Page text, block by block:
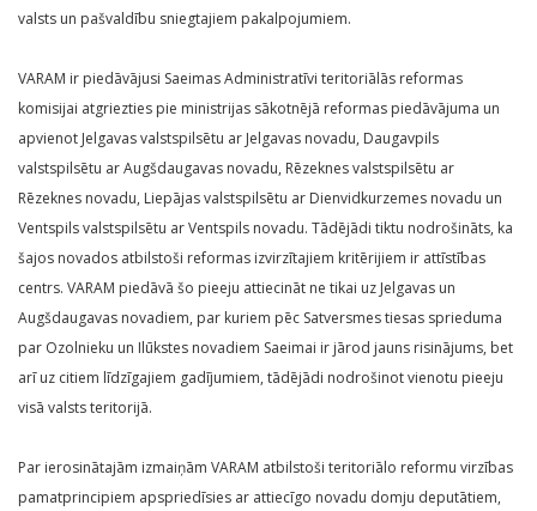
valsts un pašvaldību sniegtajiem pakalpojumiem.
VARAM ir piedāvājusi Saeimas Administratīvi teritoriālās reformas
komisijai atgriezties pie ministrijas sākotnējā reformas piedāvājuma un
apvienot Jelgavas valstspilsētu ar Jelgavas novadu, Daugavpils
valstspilsētu ar Augšdaugavas novadu, Rēzeknes valstspilsētu ar
Rēzeknes novadu, Liepājas valstspilsētu ar Dienvidkurzemes novadu un
Ventspils valstspilsētu ar Ventspils novadu. Tādējādi tiktu nodrošināts, ka
šajos novados atbilstoši reformas izvirzītajiem kritērijiem ir attīstības
centrs. VARAM piedāvā šo pieeju attiecināt ne tikai uz Jelgavas un
Augšdaugavas novadiem, par kuriem pēc Satversmes tiesas sprieduma
par Ozolnieku un Ilūkstes novadiem Saeimai ir jārod jauns risinājums, bet
arī uz citiem līdzīgajiem gadījumiem, tādējādi nodrošinot vienotu pieeju
visā valsts teritorijā.
Par ierosinātajām izmaiņām VARAM atbilstoši teritoriālo reformu virzības
pamatprincipiem apspriedīsies ar attiecīgo novadu domju deputātiem,